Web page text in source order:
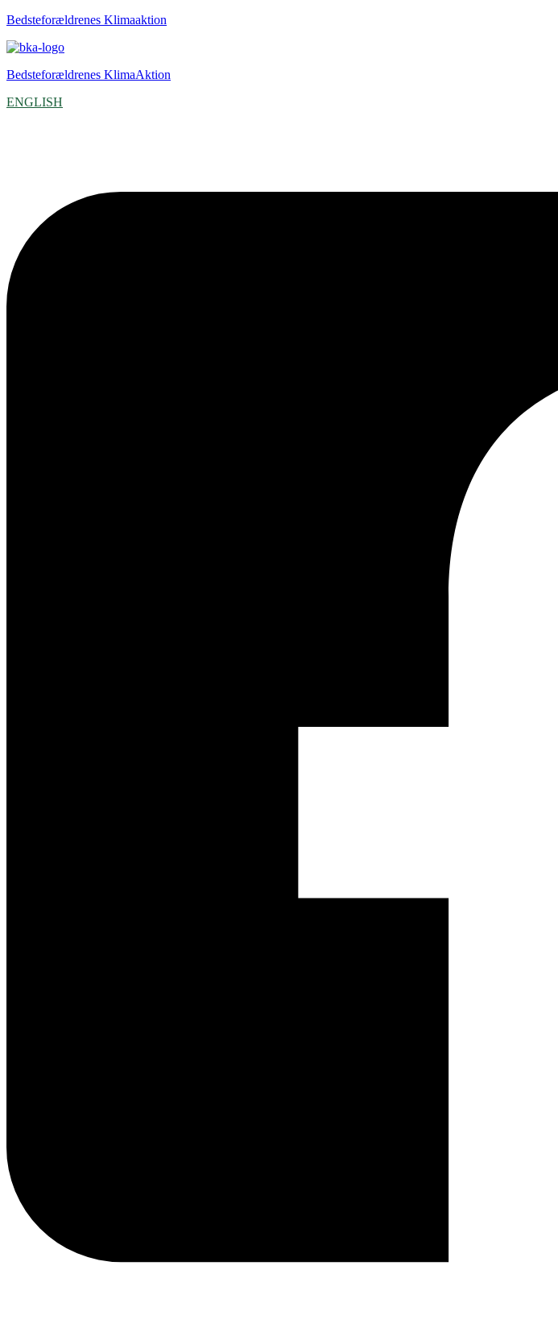
Bedsteforældrenes Klimaaktion
Bedsteforældrenes KlimaAktion
ENGLISH